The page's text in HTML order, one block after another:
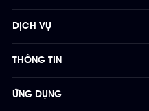
DỊCH VỤ
THÔNG TIN
ỨNG DỤNG